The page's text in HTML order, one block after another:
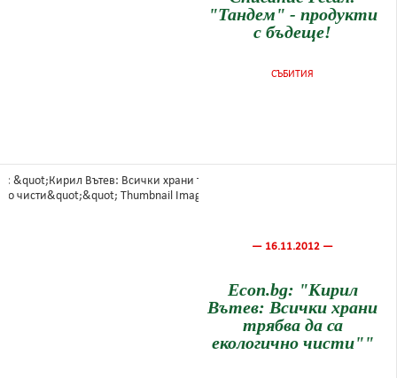
"Тандем" - продукти
с бъдеще!
СЪБИТИЯ
— 16.11.2012 —
Econ.bg: "Кирил
Вътев: Всички храни
трябва да са
екологично чисти""